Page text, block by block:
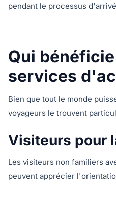
pendant le processus
Qui
services
Bien que tout le monde
voyageurs le trouvent
Visiteurs pour
Les visiteurs non familiers
peuvent apprécier